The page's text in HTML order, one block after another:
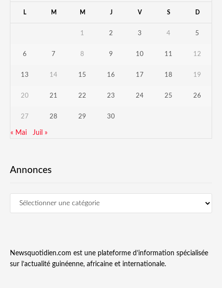
L M M J V S D
1 2 3 4 5
6 7 8 9 10 11 12
13 14 15 16 17 18 19
20 21 22 23 24 25 26
27 28 29 30
« Mai Juil »
Annonces
Newsquotidien.com est une plateforme d’information spécialisée
sur l’actualité guinéenne, africaine et internationale.